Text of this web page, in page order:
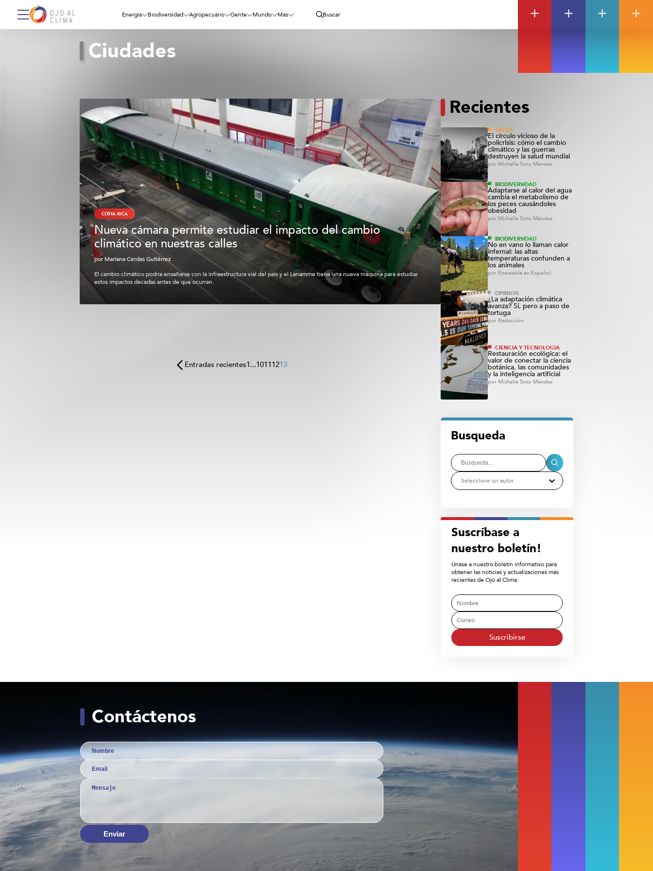
Energía Biodiversidad Agropecuario Gente Mundo Más Buscar
Ciudades
COSTA RICA
Nueva cámara permite estudiar el impacto del cambio
climático en nuestras calles
por Mariana Cerdas Gutiérrez
El cambio climático podría ensañarse con la infraestructura vial del país y el Lanamme tiene una nueva máquina para estudiar
estos impactos décadas antes de que ocurran.
Entradas recientes1...10111213
Recientes
SALUD
El círculo vicioso de la
policrisis: cómo el cambio
climático y las guerras
destruyen la salud mundial
por Michelle Soto Méndez
BIODIVERSIDAD
Adaptarse al calor del agua
cambia el metabolismo de
los peces causándoles
obesidad
por Michelle Soto Méndez
BIODIVERSIDAD
No en vano lo llaman calor
infernal: las altas
temperaturas confunden a
los animales
por Knowable en Español
OPINIÓN
¿La adaptación climática
avanza? Sí, pero a paso de
tortuga
por Redacción
CIENCIA Y TECNOLOGÍA
Restauración ecológica: el
valor de conectar la ciencia
botánica, las comunidades
y la inteligencia artificial
por Michelle Soto Méndez
Busqueda
Seleccione un autor
Suscríbase a
nuestro boletín!
Únase a nuestro boletín informativo para
obtener las noticias y actualizaciones más
recientes de Ojo al Clima.
Suscribirse
Contáctenos
Enviar